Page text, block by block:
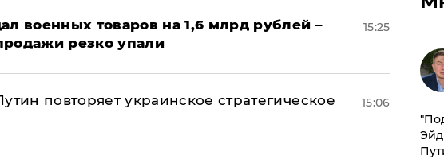
военных товаров на 1,6 млрд рублей –
резко упали
15:25
повторяет украинское стратегическое
15:06